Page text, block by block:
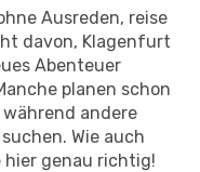
Ausreden, reise
davon, Klagenfurt
Abenteuer
planen schon
während andere
Wie auch
hier genau richtig!